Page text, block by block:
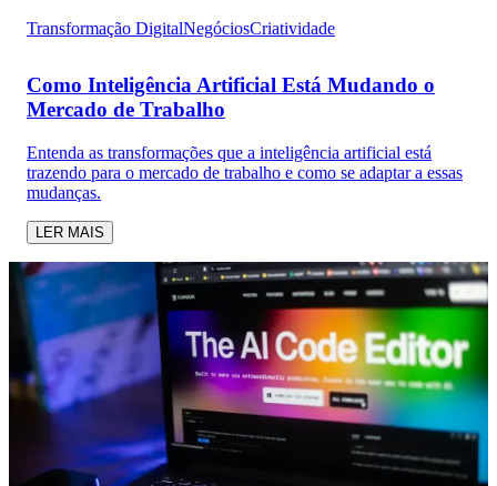
Transformação DigitalNegóciosCriatividade
Como Inteligência Artificial Está Mudando o
Mercado de Trabalho
Entenda as transformações que a inteligência artificial está
trazendo para o mercado de trabalho e como se adaptar a essas
mudanças.
LER MAIS